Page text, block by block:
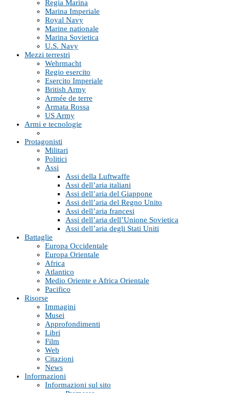
Regia Marina
Marina Imperiale
Royal Navy
Marine nationale
Marina Sovietica
U.S. Navy
Mezzi terrestri
Wehrmacht
Regio esercito
Esercito Imperiale
British Army
Armée de terre
Armata Rossa
US Army
Armi e tecnologie
Protagonisti
Militari
Politici
Assi
Assi della Luftwaffe
Assi dell’aria italiani
Assi dell’aria del Giappone
Assi dell’aria del Regno Unito
Assi dell’aria francesi
Assi dell’aria dell’Unione Sovietica
Assi dell’aria degli Stati Uniti
Battaglie
Europa Occidentale
Europa Orientale
Africa
Atlantico
Medio Oriente e Africa Orientale
Pacifico
Risorse
Immagini
Musei
Approfondimenti
Libri
Film
Web
Citazioni
News
Informazioni
Informazioni sul sito